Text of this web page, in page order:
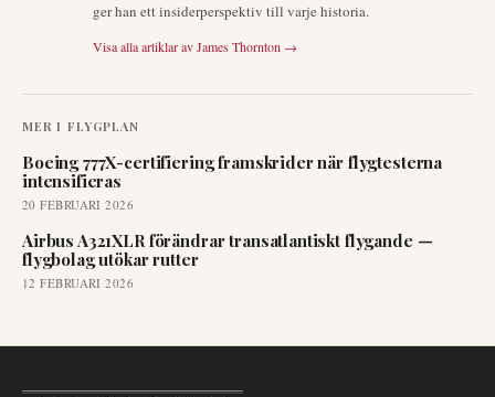
ger han ett insiderperspektiv till varje historia.
Visa alla artiklar avJames Thornton →
MER I FLYGPLAN
Boeing 777X-certifiering framskrider när flygtesterna
intensifieras
20 FEBRUARI 2026
Airbus A321XLR förändrar transatlantiskt flygande —
flygbolag utökar rutter
12 FEBRUARI 2026